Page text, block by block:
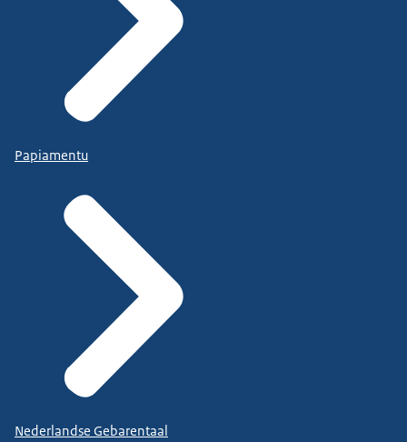
Papiamentu
Nederlandse Gebarentaal